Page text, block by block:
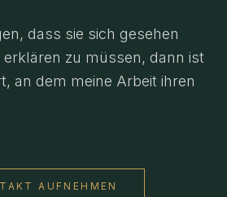
dass sie sich gesehen
zu müssen, dann ist
an dem meine Arbeit ihren
AUFNEHMEN